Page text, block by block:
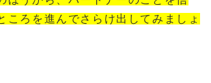
ころを進んでさらけ出してみましょ